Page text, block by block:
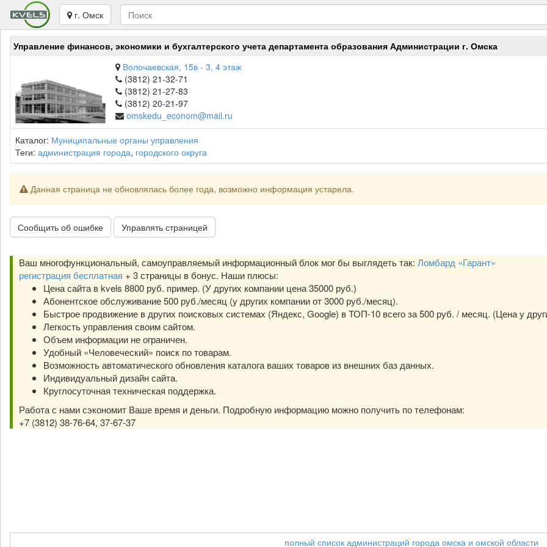
г. Омск
Управление финансов, экономики и бухгалтерского учета департамента образования Администрации г. Омска
Волочаевская, 15в - 3, 4 этаж
(3812) 21-32-71
(3812) 21-27-83
(3812) 20-21-97
omskedu_econom@mail.ru
Каталог: Муниципальные органы управления
Теги: администрация города, городского округа
Данная страница не обновлялась более года, возможно информация устарела.
Сообщить об ошибке Управлять страницей
Ваш многофункциональный, самоуправляемый информационный блок мог бы выглядеть так: Ломбард «Гарант»
регистрация бесплатная + 3 страницы в бонус. Наши плюсы:
Цена сайта в kvels 8800 руб. пример. (У других компании цена 35000 руб.)
Абонентское обслуживание 500 руб./месяц (у других компании от 3000 руб./месяц).
Быстрое продвижение в других поисковых системах (Яндекс, Google) в ТОП-10 всего за 500 руб. / месяц. (Цена у
Легкость управления своим сайтом.
Объем информации не ограничен.
Удобный «Человеческий» поиск по товарам.
Возможность автоматического обновления каталога ваших товаров из внешних баз данных.
Индивидуальный дизайн сайта.
Круглосуточная техническая поддержка.
Работа с нами сэкономит Ваше время и деньги. Подробную информацию можно получить по телефонам:
+7 (3812) 38-76-64, 37-67-37
полный список администраций города омска и омской области